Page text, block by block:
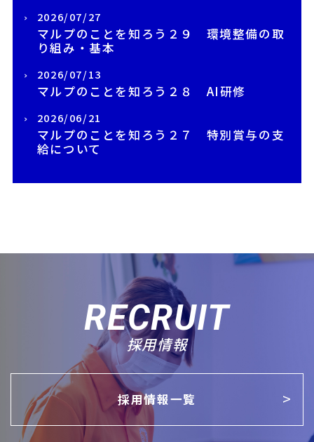
2026/07/27
マルプのことを知ろう２９ 環境整備の取
り組み・基本
2026/07/13
マルプのことを知ろう２８ AI研修
2026/06/21
マルプのことを知ろう２７ 特別賞与の支
給について
RECRUIT
採用情報
採用情報一覧